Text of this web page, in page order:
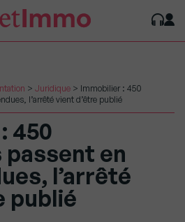
> Juridique > Immobilier : 450
l’arrêté vient d’être publié
450
en
l’arrêté
publié